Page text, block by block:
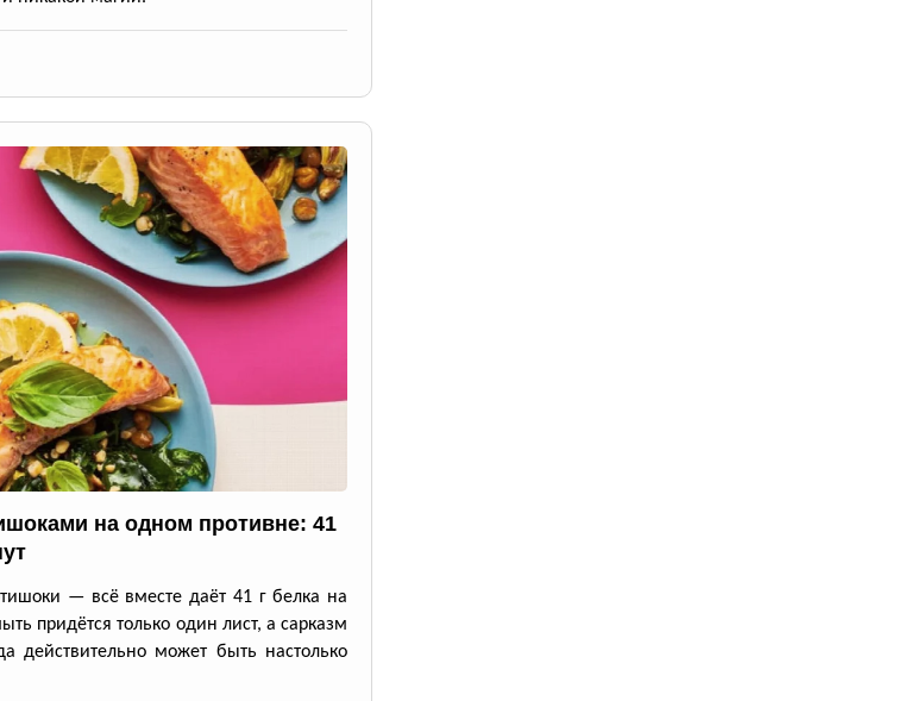
на одном противне: 41
— всё вместе даёт 41 г белка на
придётся только один лист, а сарказм
действительно может быть настолько